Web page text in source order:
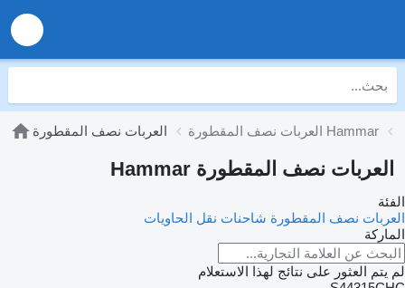
العربات نصف المقطورة العربات نصف المقطورة Hammar
العربات نصف المقطورة Hammar
الفئة
العربات نصف المقطورة شاحنات نقل الحاويات
الماركة
لم يتم العثور على نتائج لهذا الاستعلام